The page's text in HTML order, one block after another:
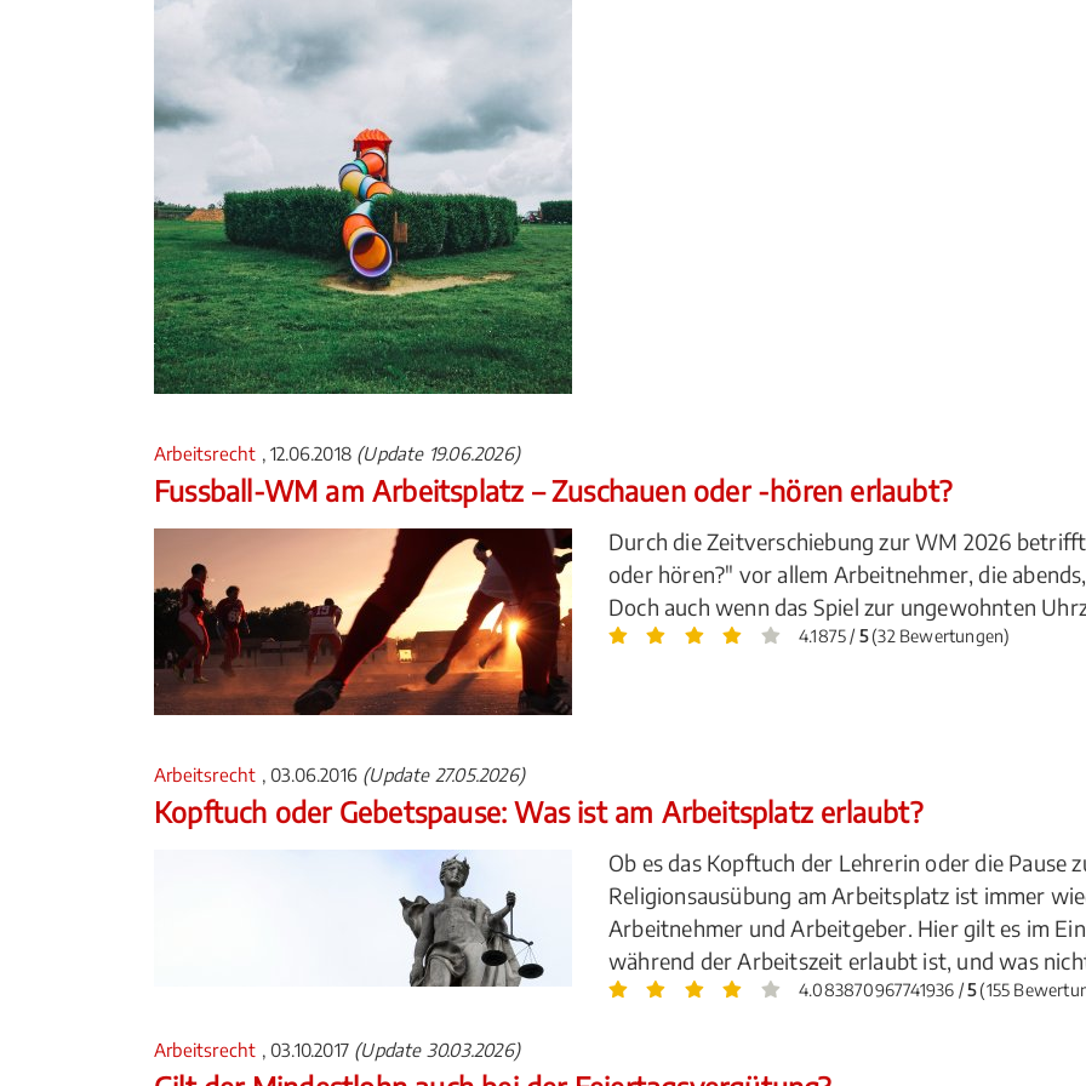
Arbeitsrecht , 12.06.2018 (Update 19.06.2026)
Fussball-WM am Arbeitsplatz – Zuschauen oder -hören erlaubt?
Durch die Zeitverschiebung zur WM 2026
oder hören?" vor allem Arbeitnehmer, die
Doch auch wenn das Spiel zur ungewohnten
4.1875 / 5(32 Bewertungen)
Arbeitsrecht , 03.06.2016 (Update 27.05.2026)
Kopftuch oder Gebetspause: Was ist am Arbeitsplatz erlaubt?
Ob es das Kopftuch der Lehrerin oder die Pause
Religionsausübung am Arbeitsplatz ist immer
Arbeitnehmer und Arbeitgeber. Hier gilt es im
während der Arbeitszeit erlaubt ist, und was
4.083870967741936 /5(155
Arbeitsrecht , 03.10.2017 (Update 30.03.2026)